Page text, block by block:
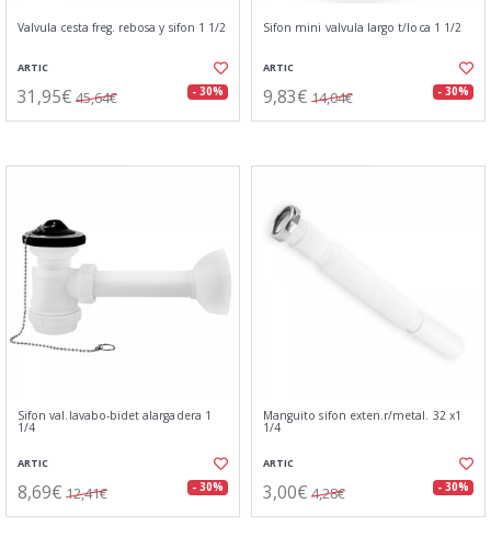
Valvula cesta freg. rebosa y sifon 1 1/2
ARTIC
31,95€ 45,64€ - 30%
Sifon mini valvula largo t/loca 1 1/2
ARTIC
9,83€ 14,04€ - 30%
Sifon val.lavabo-bidet alargadera 1
1/4
ARTIC
8,69€ 12,41€ - 30%
Manguito sifon exten.r/metal. 32 x1
1/4
ARTIC
3,00€ 4,28€ - 30%